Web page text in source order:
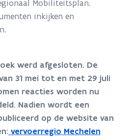
Mobiliteitsplan.
inkijken en
werd afgesloten. De
31 mei tot en met 29 juli
reacties worden nu
Nadien wordt een
op de website van
vervoerregio Mechelen